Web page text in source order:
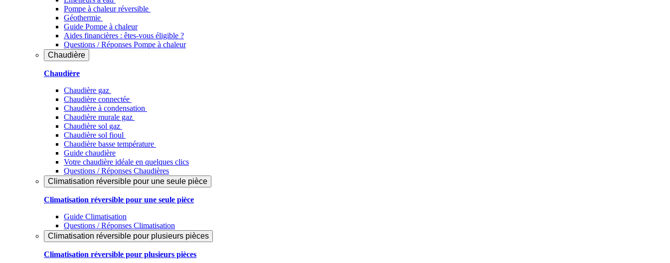
Pompe à chaleur réversible
Géothermie
Guide Pompe à chaleur
Aides financières : êtes-vous éligible ?
Questions / Réponses Pompe à chaleur
Chaudière
Chaudière
Chaudière gaz
Chaudière connectée
Chaudière à condensation
Chaudière murale gaz
Chaudière sol gaz
Chaudière sol fioul
Chaudière basse température
Guide chaudière
Votre chaudière idéale en quelques clics
Questions / Réponses Chaudières
Climatisation réversible pour une seule pièce
Climatisation réversible pour une seule pièce
Guide Climatisation
Questions / Réponses Climatisation
Climatisation réversible pour plusieurs pièces
Climatisation réversible pour plusieurs pièces